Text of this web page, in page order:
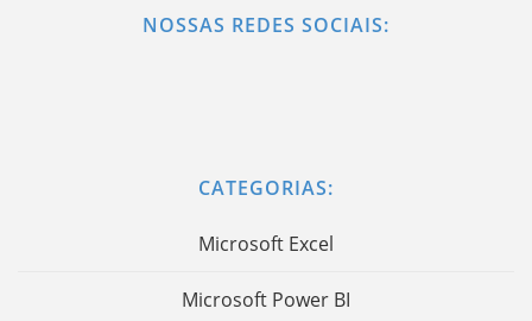
NOSSAS REDES SOCIAIS:
CATEGORIAS:
Microsoft Excel
Microsoft Power BI